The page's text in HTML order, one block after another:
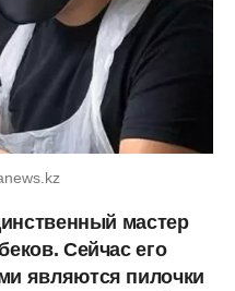
мастер
Сейчас его
являются пилочки